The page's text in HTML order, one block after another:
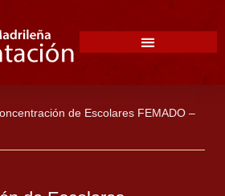
de Escolares FEMADO –